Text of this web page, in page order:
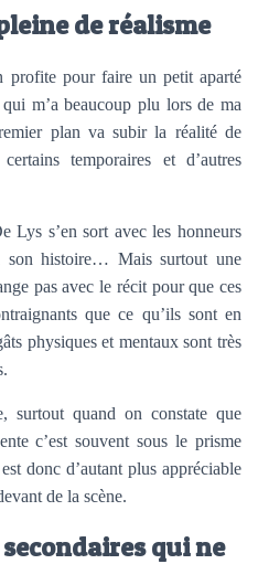
de réalisme
profite pour faire un petit aparté
m’a beaucoup plu lors de ma
plan va subir la réalité de
temporaires et d’autres
Lys s’en sort avec les honneurs
son histoire… Mais surtout une
pas avec le récit pour que ces
que ce qu’ils sont en
physiques et mentaux sont très
surtout quand on constate que
c’est souvent sous le prisme
donc d’autant plus appréciable
de la scène.
qui ne